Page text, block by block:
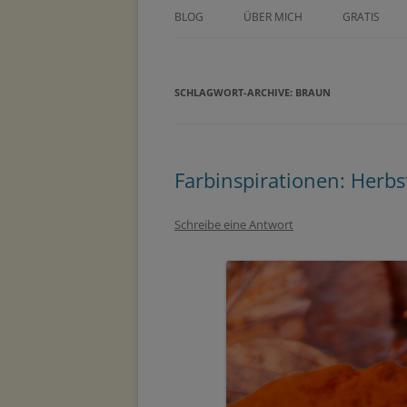
BLOG ÜBER MICH
PRESSE
GRATIS
SCHLAGWORT-ARCHIVE: BRAUN
Farbinspirationen:
Schreibe eine Antwort